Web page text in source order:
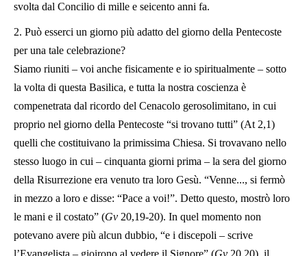
svolta dal Concilio di mille e seicento anni fa.
2. Può esserci un giorno più adatto del giorno della Pentecoste
per una tale celebrazione?
Siamo riuniti – voi anche fisicamente e io spiritualmente – sotto
la volta di questa Basilica, e tutta la nostra coscienza è
compenetrata dal ricordo del Cenacolo gerosolimitano, in cui
proprio nel giorno della Pentecoste “si trovano tutti” (At 2,1)
quelli che costituivano la primissima Chiesa. Si trovavano nello
stesso luogo in cui – cinquanta giorni prima – la sera del giorno
della Risurrezione era venuto tra loro Gesù. “Venne..., si fermò
in mezzo a loro e disse: “Pace a voi!”. Detto questo, mostrò loro
le mani e il costato” (Gv 20,19-20). In quel momento non
potevano avere più alcun dubbio, “e i discepoli – scrive
l’Evangelista – gioirono al vedere il Signore” (Gv 20,20), il